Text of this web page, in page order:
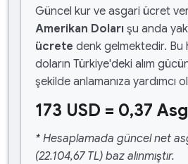
Güncel kur ve asgari ücret
Amerikan Doları şu anda
ücrete denk gelmektedir. Bu
doların Türkiye'deki alım
şekilde anlamanıza yardımcı
173 USD = 0,37
* Hesaplamada güncel net
(22.104,67 TL) baz alınmıştır.